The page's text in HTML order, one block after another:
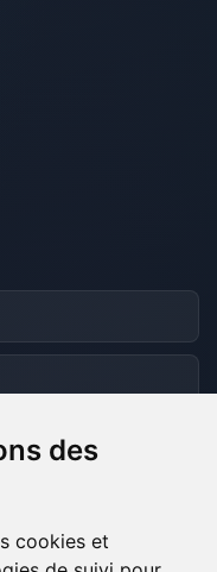
des
cookies et